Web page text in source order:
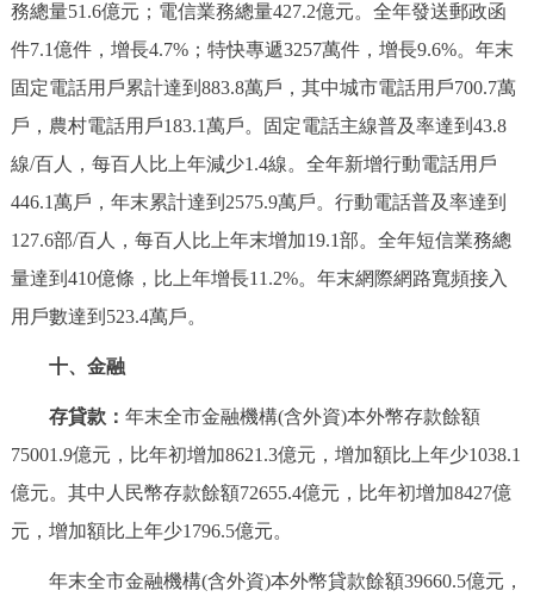
務總量51.6億元；電信業務總量427.2億元。全年發送郵政函
件7.1億件，增長4.7%；特快專遞3257萬件，增長9.6%。年末
固定電話用戶累計達到883.8萬戶，其中城市電話用戶700.7萬
戶，農村電話用戶183.1萬戶。固定電話主線普及率達到43.8
線/百人，每百人比上年減少1.4線。全年新增行動電話用戶
446.1萬戶，年末累計達到2575.9萬戶。行動電話普及率達到
127.6部/百人，每百人比上年末增加19.1部。全年短信業務總
量達到410億條，比上年增長11.2%。年末網際網路寬頻接入
用戶數達到523.4萬戶。
十、金融
存貸款： 年末全市金融機構(含外資)本外幣存款餘額
75001.9億元，比年初增加8621.3億元，增加額比上年少1038.1
億元。其中人民幣存款餘額72655.4億元，比年初增加8427億
元，增加額比上年少1796.5億元。
年末全市金融機構(含外資)本外幣貸款餘額39660.5億元，